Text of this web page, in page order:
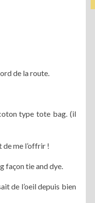
de la route.
type tote bag. (il
de me l’offrir !
façon tie and dye.
de l’oeil depuis bien